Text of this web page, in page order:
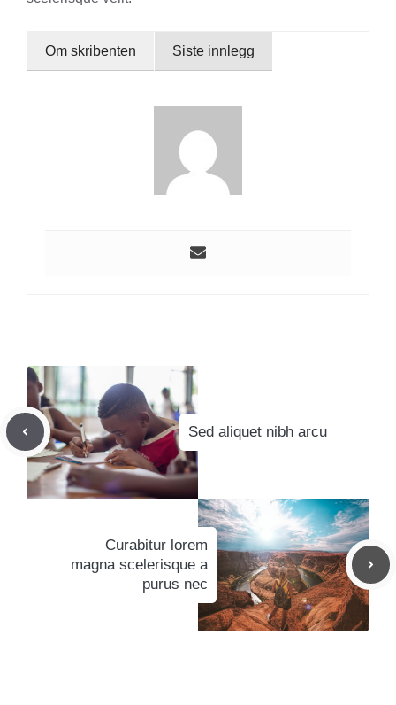
Om skribenten Siste innlegg
Sed aliquet nibh arcu
Curabitur lorem
magna scelerisque a
purus nec